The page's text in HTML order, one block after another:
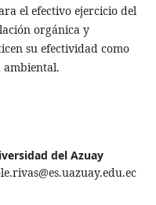
el efectivo ejercicio del
orgánica y
su efectividad como
del Azuay